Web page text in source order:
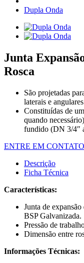
Dupla Onda
Junta
Rosca
São projetadas
laterais e
Constituídas de
quando
fundido (DN 3/4″
ENTRE EM CONTATO
Descrição
Ficha Técnica
Características:
Junta de
BSP Galvanizada.
Pressão de
Dimensão entre
Informações Técnicas: